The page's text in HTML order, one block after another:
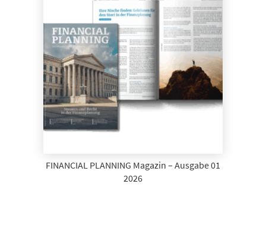
FINANCIAL PLANNING Magazin – Ausgabe 01
2026